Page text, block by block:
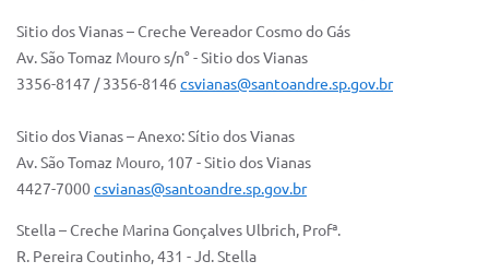
Sitio dos Vianas – Creche Vereador Cosmo do Gás
Av. São Tomaz Mouro s/n° - Sitio dos Vianas
3356-8147 / 3356-8146 csvianas@santoandre.sp.gov.br
Sitio dos Vianas – Anexo: Sítio dos Vianas
Av. São Tomaz Mouro, 107 - Sitio dos Vianas
4427-7000csvianas@santoandre.sp.gov.br
Stella – Creche Marina Gonçalves Ulbrich, Profª.
R. Pereira Coutinho, 431 - Jd. Stella